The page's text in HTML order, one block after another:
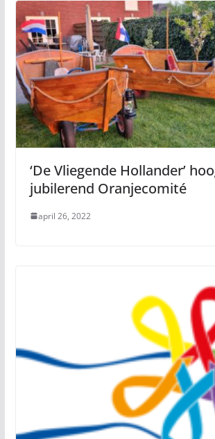
‘De Vliegende Hollander’
jubilerend Oranjecomité
april 26, 2022